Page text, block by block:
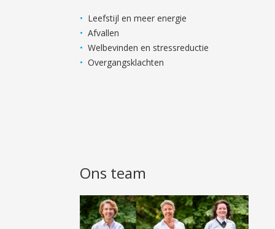
Leefstijl en meer energie
Afvallen
Welbevinden en stressreductie
Overgangsklachten
Ons team